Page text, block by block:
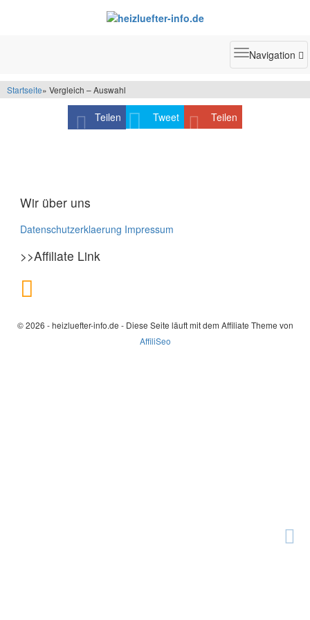
Toggle
Navigation
Startseite» Vergleich – Auswahl
Teilen Tweet Teilen
Wir über uns
Datenschutzerklaerung Impressum
>>Affiliate Link
© 2026 - heizluefter-info.de - Diese Seite läuft mit dem Affiliate Theme von
AffiliSeo